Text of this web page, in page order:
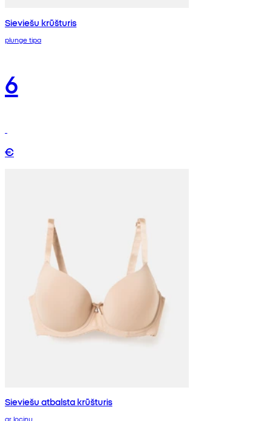
Sieviešu krūšturis
plunge tipa
6
€
Sieviešu atbalsta krūšturis
ar lociņu